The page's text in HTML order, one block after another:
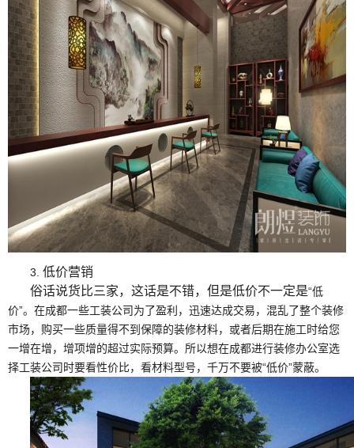
3. 低价营销
俗话说货比三家，这话是不错，但是低价不一定是“低
价”。在成都一些工装公司为了盈利，迅速达成交易，混乱了整个装修
市场，购买一些质量得不到保障的装修材料，或者后期在施工时给您
一增在增，增项增的超过实际预算。所以想在成都进行装修办公室选
择工装公司时要看性价比，看材料型号，千万不要被“低价”蒙蔽。